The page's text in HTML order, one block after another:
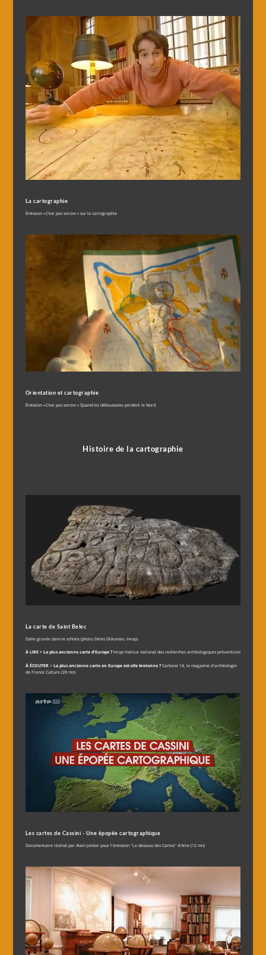
La cartographie
Émission « C’est pas sorcier » sur la cartographie
Orientation et cartographie
Émission « C’est pas sorcier » Quand les déboussoles perdent le Nord
Histoire de la cartographie
La carte de Saint Belec
Dalle gravée dans le schiste (photo Denis Gliksman, Inrap)
À LIRE >La plus ancienne carte d'Europe ?Inrap Institut national des recherches archéologiques préventives
À ÉCOUTER > La plus ancienne carte en Europe est-elle bretonne ?Carbone 14, le magazine d'archéologie
de France Culture (28 mn)
Les cartes de Cassini - Une épopée cartographique
Documentaire réalisé par Alain Jomier pour l'émission "Le dessous des Cartes" d'Arte (12 mn)